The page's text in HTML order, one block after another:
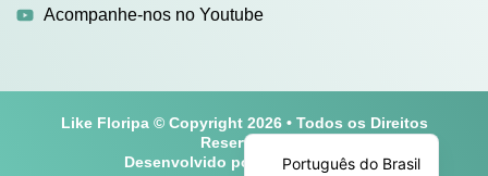
Acompanhe-nos no Youtube
Like Floripa © Copyright 2026 • Todos os Direitos
Reservados
Desenvolvido por
Play One Cine
Português do Brasil
English